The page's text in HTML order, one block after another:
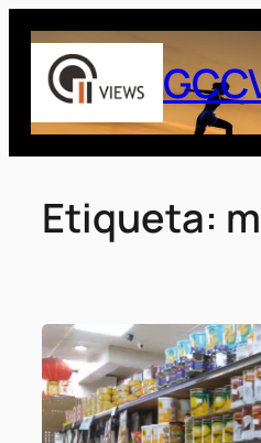
Saltar
contenido
Etiqueta: